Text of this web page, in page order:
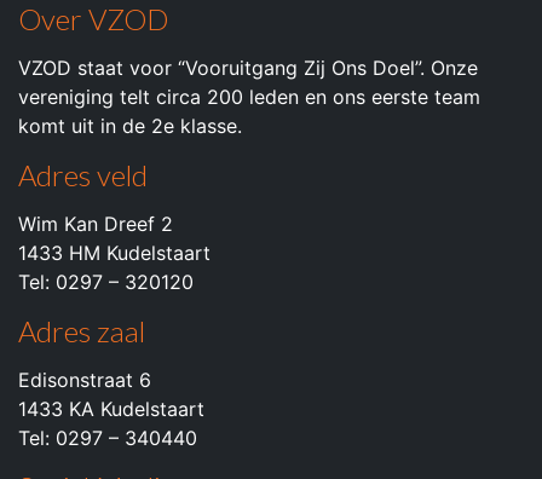
Over VZOD
VZOD staat voor “Vooruitgang Zij Ons Doel”. Onze
vereniging telt circa 200 leden en ons eerste team
komt uit in de 2e klasse.
Adres veld
Wim Kan Dreef 2
1433 HM Kudelstaart
Tel: 0297 – 320120
Adres zaal
Edisonstraat 6
1433 KA Kudelstaart
Tel: 0297 – 340440